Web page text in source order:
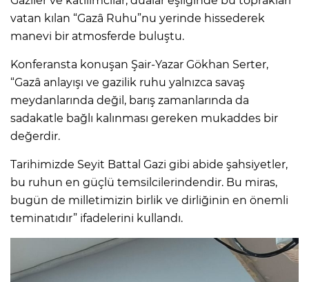
vatan kılan “Gazâ Ruhu”nu yerinde hissederek
manevi bir atmosferde buluştu.
Konferansta konuşan Şair-Yazar Gökhan Serter,
“Gazâ anlayışı ve gazilik ruhu yalnızca savaş
meydanlarında değil, barış zamanlarında da
sadakatle bağlı kalınması gereken mukaddes bir
değerdir.
Tarihimizde Seyit Battal Gazi gibi abide şahsiyetler,
bu ruhun en güçlü temsilcilerindendir. Bu miras,
bugün de milletimizin birlik ve dirliğinin en önemli
teminatıdır” ifadelerini kullandı.